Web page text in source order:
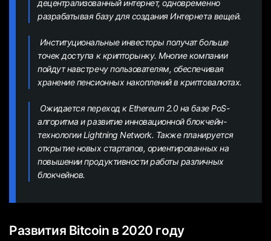
децентрализованный интернет, одновременно
разрабатывая базу для создания Интернета вещей.
Институциональные инвесторы получат больше
точек доступа к крипторынку. Многие компании
пойдут навстречу пользователям, обеспечивая
хранение пенсионных накоплений в криптовалютах.
Ожидается переход к Ethereum 2.0 на базе PoS-
алгоритма и развитие инновационной блокчейн-
технологии Lightning Network. Также планируется
открытие новых стартапов, ориентированных на
повышении продуктивности работы различных
блокчейнов.
Развития Bitcoin в 2020 году